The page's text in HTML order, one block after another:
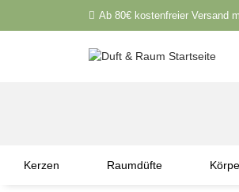
Ab 80€ kostenfreier Versand
Kerzen Raumdüfte